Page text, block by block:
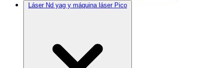
Láser Nd yag y máquina láser Pico